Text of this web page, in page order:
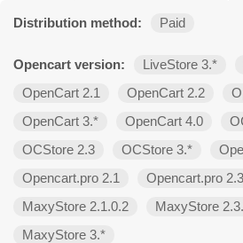
Distribution method: Paid
Opencart version: LiveStore 3.*
OpenCart 2.1
OpenCart 2.2
OpenCart 3.*
OpenCart 4.0
OCStore 2.3
OCStore 3.*
Opencart.pro 2.1
Opencart.pro 2.3
MaxyStore 2.1.0.2
MaxyStore
MaxyStore 3.*